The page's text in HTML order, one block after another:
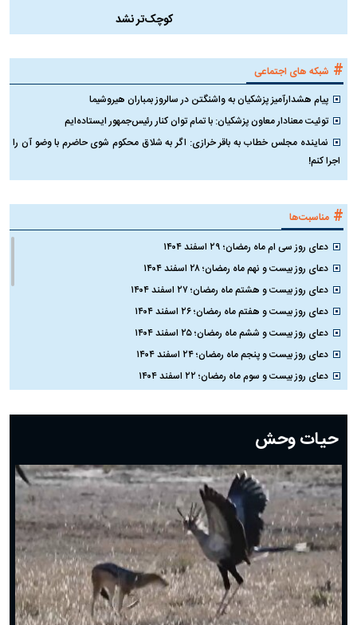
کوچک‌تر نشد
# شبکه های اجتماعی
پیام هشدارآمیز پزشکیان به واشنگتن در سالروز بمباران هیروشیما
توئیت معنادار معاون پزشکیان: با تمام توان کنار رئیس‌جمهور ایستاده‌ایم
نماینده مجلس خطاب به باقر خرازی: اگر به شلاق محکوم شوی حاضرم با وضو آن را
اجرا کنم!
# مناسبت‌ها
دعای روز سی ام ماه رمضان؛ ۲۹ اسفند ۱۴۰۴
دعای روز بیست و نهم ماه رمضان؛ ۲۸ اسفند ۱۴۰۴
دعای روز بیست و هشتم ماه رمضان؛ ۲۷ اسفند ۱۴۰۴
دعای روز بیست و هفتم ماه رمضان؛ ۲۶ اسفند ۱۴۰۴
دعای روز بیست و ششم ماه رمضان؛ ۲۵ اسفند ۱۴۰۴
دعای روز بیست و پنجم ماه رمضان؛ ۲۴ اسفند ۱۴۰۴
دعای روز بیست و سوم ماه رمضان؛ ۲۲ اسفند ۱۴۰۴
دعای روز بیستم ماه رمضان؛ ۱۹ اسفند ۱۴۰۴
دعای روز هشتم ماه مبارک رمضان؛ ۷ اسفند ماه ۱۴۰۴
دعای روز هفتم ماه رمضان؛ ۶ اسفند ۱۴۰۴
دعای روز ششم ماه رمضان؛ ۵ اسفند ۱۴۰۴
دعای روز پنجم ماه رمضان؛ ۴ اسفند ۱۴۰۴
دعای روز چهارم ماه مبارک رمضان؛ ۳ اسفند ۱۴۰۴
دعای روز سوم ماه مبارک رمضان؛ ۱۴ اسفند ۱۴۰۴
دعای روز دوم ماه مبارک رمضان ۱ اسفند ماه ۱۴۰۴
دعای روز اول ماه مبارک رمضان، ۳۰ بهمن ۱۴۰۴
حضرت زینب(س) چگونه از دنیا رفت؟
حیات وحش